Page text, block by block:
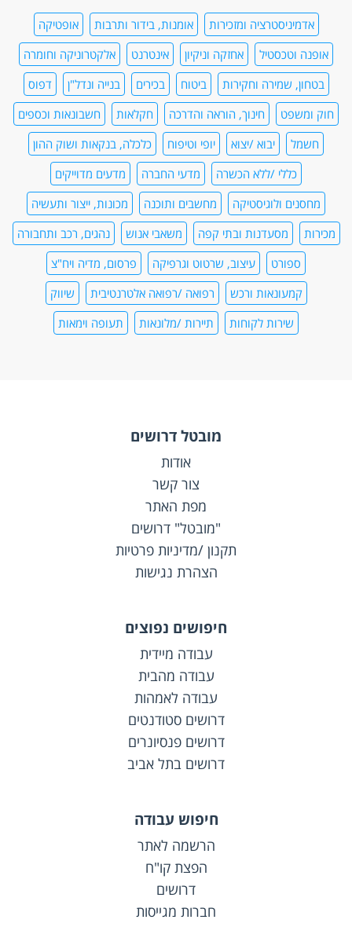
אדמיניסטרציה ומזכירות אומנות, בידור ותרבות
אופטיקה
אופנה וטכסטיל
אחזקה וניקיון אינטרנט
אלקטרוניקה וחומרה
בטחון, שמירה וחקירות
ביטוח בכירים בנייה ונדל"ן
דפוס
חוק ומשפט
חינוך, הוראה והדרכה חקלאות
חשבונאות וכספים
חשמל
יבוא /יצוא יופי וטיפוח
כלכלה, בנקאות ושוק ההון
כללי /ללא הכשרה
מדעי החברה
מדעים מדוייקים
מחסנים ולוגיסטיקה
מחשבים ותוכנה
מכונות, ייצור ותעשיה
מכירות
מסעדנות ובתי קפה משאבי אנוש
נהגים, רכב ותחבורה
ספורט
עיצוב, שרטוט וגרפיקה
פרסום, מדיה ויח"צ
קמעונאות ורכש
רפואה /רפואה אלטרנטיבית
שיווק
שירות לקוחות
תיירות /מלונאות תעופה וימאות
מובטל דרושים
אודות
צור קשר
מפת האתר
"מובטל" דרושים
תקנון /מדיניות פרטיות
הצהרת נגישות
חיפושים נפוצים
עבודה מיידית
עבודה מהבית
עבודה לאמהות
דרושים סטודנטים
דרושים פנסיונרים
דרושים בתל אביב
חיפוש עבודה
הרשמה לאתר
הפצת קו"ח
דרושים
חברות מגייסות